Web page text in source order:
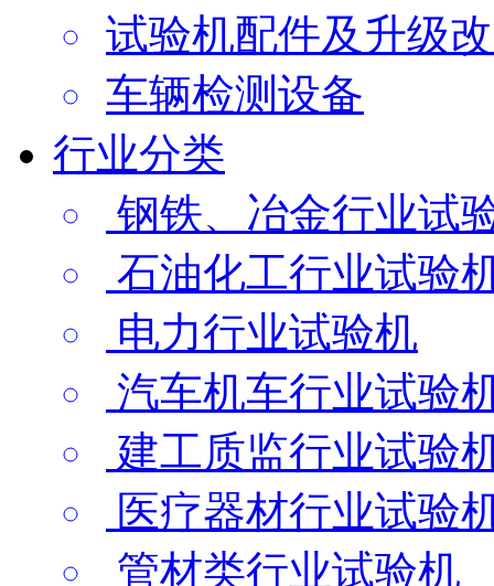
试验机配件及升级
车辆检测设备
行业分类
钢铁、冶金行业试
石油化工行业试验
电力行业试验机
汽车机车行业试验
建工质监行业试验
医疗器材行业试验
管材类行业试验机